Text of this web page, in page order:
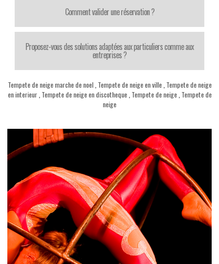
Comment valider une réservation ?
Proposez-vous des solutions adaptées aux particuliers comme aux
entreprises ?
Tempete de neige marche de noel, Tempete de neige en ville, Tempete de neige
en interieur, Tempete de neige en discotheque, Tempete de neige, Tempete de
neige